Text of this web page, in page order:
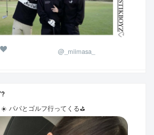
@_miimasa_
パパとゴルフ行ってくる⛳️